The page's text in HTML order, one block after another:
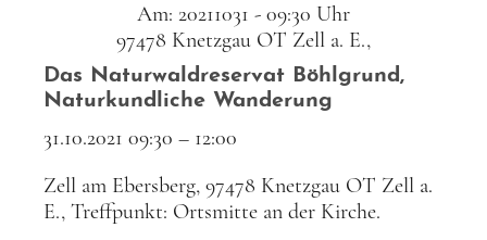
Am: 20211031 - 09:30 Uhr
97478 Knetzgau OT Zell a. E.,
Das Naturwaldreservat Böhlgrund,
Naturkundliche Wanderung
31.10.2021 09:30 – 12:00
Zell am Ebersberg, 97478 Knetzgau OT Zell a.
E., Treffpunkt: Ortsmitte an der Kirche.